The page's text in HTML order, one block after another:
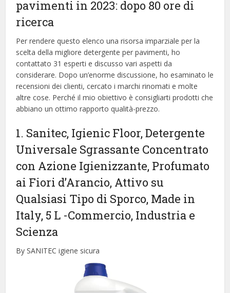
pavimenti in 2023: dopo 80 ore di
ricerca
Per rendere questo elenco una risorsa imparziale per la
scelta della migliore detergente per pavimenti, ​​ho
contattato 31 esperti e discusso vari aspetti da
considerare. Dopo un’enorme discussione, ho esaminato le
recensioni dei clienti, cercato i marchi rinomati e molte
altre cose. Perché il mio obiettivo è consigliarti prodotti che
abbiano un ottimo rapporto qualità-prezzo.
1. Sanitec, Igienic Floor, Detergente
Universale Sgrassante Concentrato
con Azione Igienizzante, Profumato
ai Fiori d’Arancio, Attivo su
Qualsiasi Tipo di Sporco, Made in
Italy, 5 L -Commercio, Industria e
Scienza
By SANITEC igiene sicura